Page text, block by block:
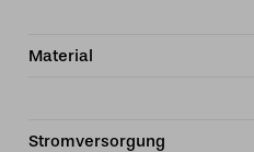
Material
Stromversorgung